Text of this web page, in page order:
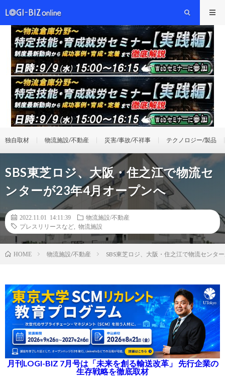
独自取材 物流施設/不動産 災害/事故/不祥事 テクノロジー/製品
SBS東芝ロジ、大阪・住之江で物流セ
ンターが23年4月オープンへ
2022.11.01 14:11:39
物流施設/不動産
プレスリリースなど
物流施設
HOME 物流施設/不動産 SBS東芝ロジ、大阪・住之江で物流センタ
月刊LOGI-BIZ 7月号は「未来を創る輸送改革」 先行企業の
生存戦略を徹底取材